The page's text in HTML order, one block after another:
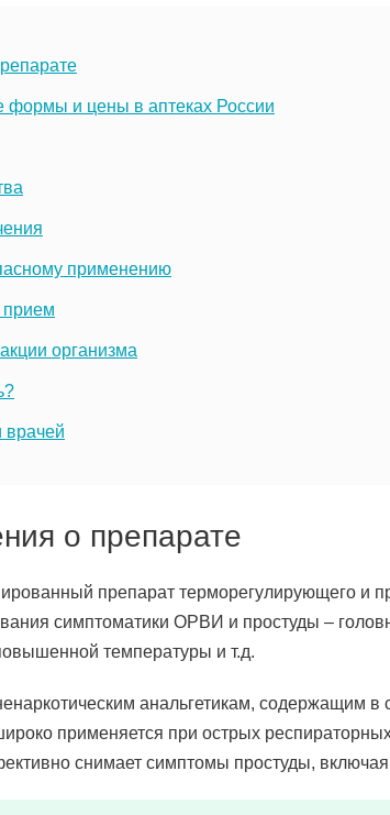
формы и цены в аптеках России
применению
прием
организма
врачей
о препарате
препарат терморегулирующего и
симптоматики ОРВИ и простуды –
температуры и т.д.
анальгетикам, содержащим
применяется при острых
снимает симптомы простуды, включая